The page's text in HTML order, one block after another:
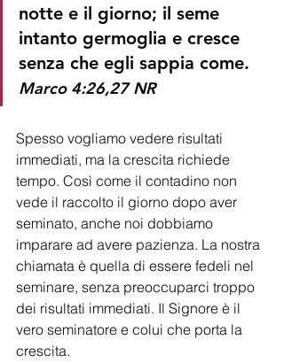
notte e il giorno; il seme
intanto germoglia e cresce
senza che egli sappia come.
Marco 4:26,27 NR
Spesso vogliamo vedere risultati
immediati, ma la crescita richiede
tempo. Così come il contadino non
vede il raccolto il giorno dopo aver
seminato, anche noi dobbiamo
imparare ad avere pazienza. La nostra
chiamata è quella di essere fedeli nel
seminare, senza preoccuparci troppo
dei risultati immediati. Il Signore è il
vero seminatore e colui che porta la
crescita.